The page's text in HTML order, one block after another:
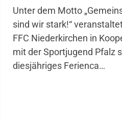
Unter dem Motto
wir stark!“ veranstaltete
Niederkirchen in
der Sportjugend Pfalz sein
diesjähriges Ferienca…